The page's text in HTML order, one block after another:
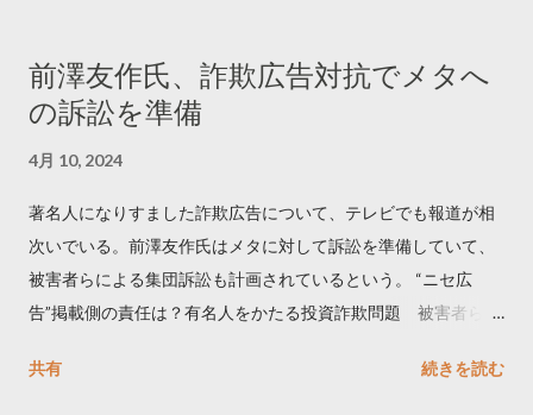
トするのか？ https://marketing.twitter.com/ja/insights/kakusan
前澤友作氏、詐欺広告対抗でメタへ
の訴訟を準備
4月 10, 2024
著名人になりすました詐欺広告について、テレビでも報道が相
次いでいる。前澤友作氏はメタに対して訴訟を準備していて、
被害者らによる集団訴訟も計画されているという。 “ニセ広
告”掲載側の責任は？有名人をかたる投資詐欺問題 被害者らが
https://newsdig.tbs.co.jp/articles/-/1091835 なぜなくならな
共有 続きを読む